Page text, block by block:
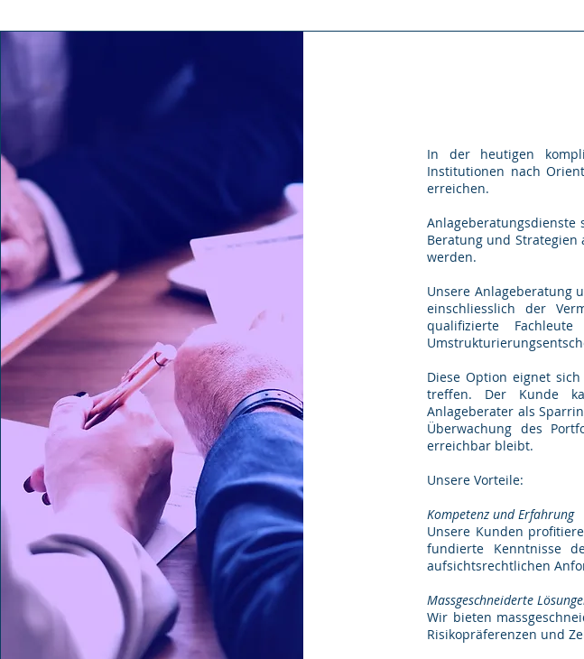
In der heutigen
Institutionen nach
erreichen.
Anlageberatungsdienste
Beratung und
werden.
Unsere Anlageberatung
einschliesslich der
qualifizierte
Diese Option eignet
treffen. Der Kunde
Anlageberater als
Überwachung des
erreichbar bleibt.
Unsere Vorteile:
Kompetenz und Erfahrung
Unsere Kunden
fundierte Kenntnisse
aufsichtsrechtlichen
Massgeschneiderte
Wir bieten
Risikopräferenzen und